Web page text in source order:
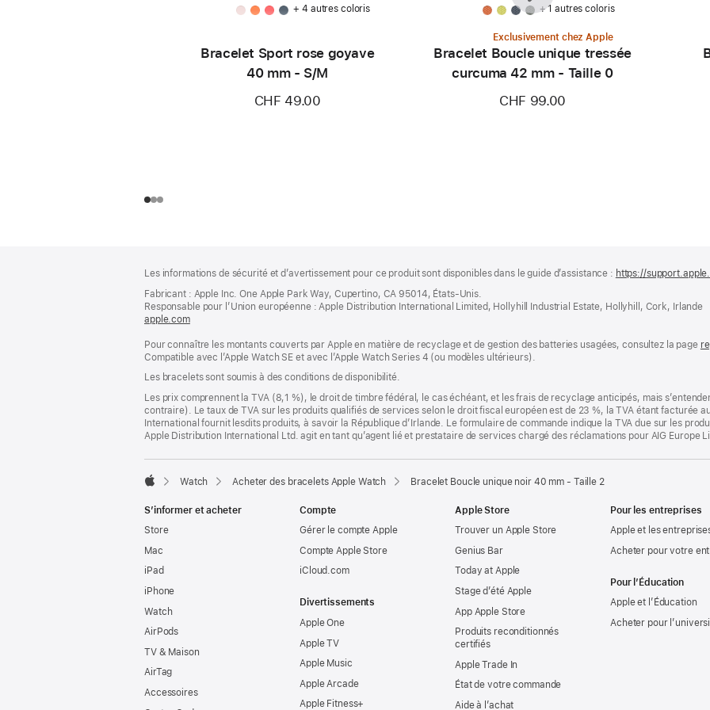
+ 4 autres coloris
Bracelet Sport rose goyave
40 mm - S/M
CHF 49.00
+ 1 autres coloris
Exclusivement chez Apple
Bracelet Boucle unique tressée
curcuma 42 mm - Taille 0
CHF 99.00
de
page
de
bas
de
page
Les informations de sécurité et d’avertissement pour ce produit sont disponibles dans le guide d’assistance : https://
Fabricant : Apple Inc. One Apple Park Way, Cupertino, CA 95014, États-Unis.
Responsable pour l’Union européenne : Apple Distribution International Limited, Hollyhill Industrial Estate, Hollyhill, Cork, Irlande
apple.com(s’ouvre
une
nouvelle
Pour connaître les montants couverts par Apple en matière de recyclage et de gestion des batteries usagées, consultez la page
Compatible avec l’Apple Watch SE et avec l’Apple Watch Series 4 (ou modèles ultérieurs).
Les bracelets sont soumis à des conditions de disponibilité.
Les prix comprennent la TVA (8,1 %), le droit de timbre fédéral, le cas échéant, et les frais de recyclage anticipés, mais
contraire). Le taux de TVA sur les produits qualifiés de services selon le droit fiscal européen est de 23 %, la TVA étant facturée
International fournit lesdits produits, à savoir la République d’Irlande. Le formulaire de commande indique la TVA due sur les
Apple Distribution International Ltd. agit en tant qu’agent lié et prestataire de services chargé des réclamations pour AIG Europe
Watch Acheter des bracelets Apple Watch Bracelet Boucle unique noir 40 mm - Taille 2
S’informer et acheter
Store
Mac
iPad
iPhone
Watch
AirPods
TV & Maison
AirTag
Accessoires
Compte
Gérer le compte Apple
Compte Apple Store
iCloud.com
Divertissements
Apple One
Apple TV
Apple Music
Apple Arcade
Apple Fitness+
Apple Store
Trouver un Apple Store
Genius Bar
Today at Apple
Stage d’été Apple
App Apple Store
Produits reconditionnés
certifiés
Apple Trade In
État de votre commande
Aide à l’achat
Pour les entreprises
Apple et les
Acheter pour votre
Pour l’Éducation
Apple et l’Éducation
Acheter pour